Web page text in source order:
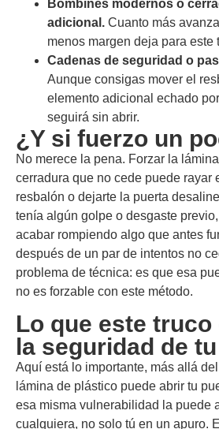
Bombines modernos o
adicional. Cuanto más
menos margen deja para este
Cadenas de seguridad o
Aunque consigas mover el
elemento adicional echado
seguirá sin abrir.
¿Y si fuerzo un
No merece la pena. Forzar la
cerradura que no cede puede rayar
resbalón o dejarte la puerta
tenía algún golpe o desgaste
acabar rompiendo algo que antes
después de un par de intentos no
problema de técnica: es que esa
no es forzable con este método.
Lo que este
la seguridad de
Aquí está lo importante, más allá
lámina de plástico puede abrir tu
esa misma vulnerabilidad la puede
cualquiera, no solo tú en un apuro.